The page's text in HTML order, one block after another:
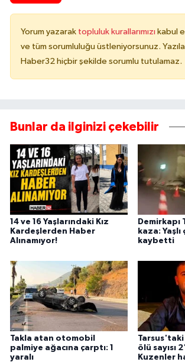
Yorum yazarak topluluk kurallarımızı kabul
ve tüm sorumluluğu üstleniyorsunuz.
Haber32 hiçbir şekilde sorumlu tutulamaz.
Bunlar da ilginizi çekebilir
14 ve 16 Yaşlarındaki Kız
Kardeşlerden Haber
Alınamıyor!
kaza: Yaşlı
kaybetti
Takla atan otomobil
palmiye ağacına çarptı: 1
yaralı
Tarsus'taki
ölü sayısı
Kuzenler